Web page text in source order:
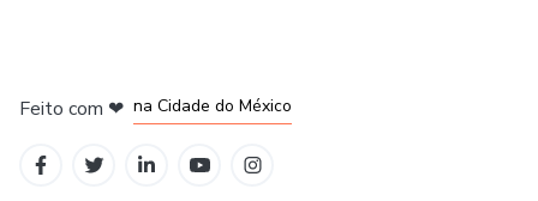
Feito com ❤ na Cidade do México